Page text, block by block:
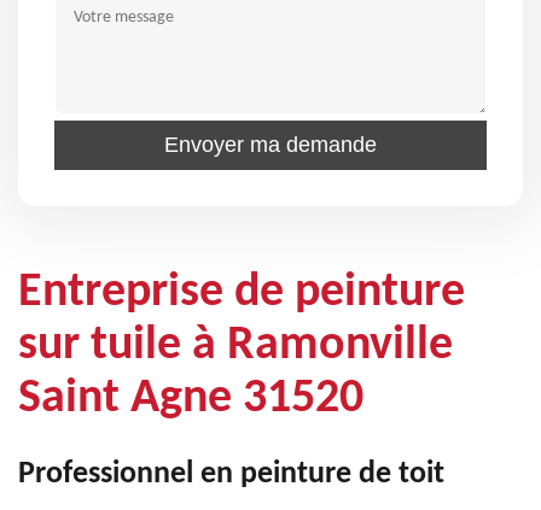
Entreprise de peinture
sur tuile à Ramonville
Saint Agne 31520
Professionnel en peinture de toit